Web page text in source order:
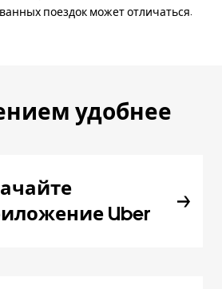
поездок может отличаться.
удобнее
Uber